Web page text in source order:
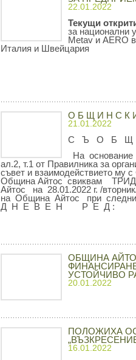
22.01.2022
Текущи
за национални
Metav и AERO
Италия и Швейцария
О Б Щ И Н С К
21.01.2022
С Ъ О Б Щ
На
ал.2, т.1 от Правилника за
съвет и взаимодействието му
Община Айтос свиквам
Айтос на 28.01.2022 г. /
на Община Айтос при
Д Н Е В Е Н Р Е Д :
ОБЩИНА
УСТОЙЧИВО
20.01.2022
ПОЛОЖИХА
16.01.2022